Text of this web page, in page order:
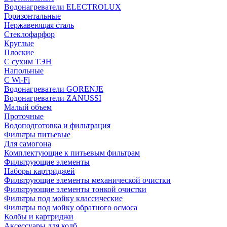
Водонагреватели ELECTROLUX
Горизонтальные
Нержавеющая сталь
Стеклофарфор
Круглые
Плоские
С сухим ТЭН
Напольные
С Wi-Fi
Водонагреватели GORENJE
Водонагреватели ZANUSSI
Малый объем
Проточные
Водоподготовка и фильтрация
Фильтры питьевые
Для самогона
Комплектующие к питьевым фильтрам
Фильтрующие элементы
Наборы картриджей
Фильтрующие элементы механической очистки
Фильтрующие элементы тонкой очистки
Фильтры под мойку классические
Фильтры под мойку обратного осмоса
Колбы и картриджи